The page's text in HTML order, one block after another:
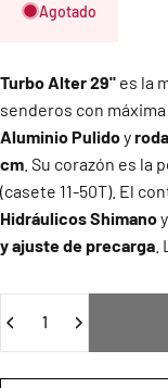
Agotado
Turbo Alter 29" es la
senderos con
Aluminio Pulidoy
cm . Su corazón es la
(casete 11-50T). El
Hidráulicos Shimano
y ajuste de precarga